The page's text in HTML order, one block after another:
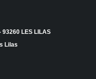
LES LILAS
Lilas